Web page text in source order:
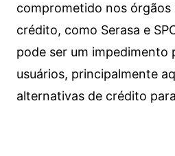
comprometido nos órgãos
crédito, como Serasa e
pode ser um impedimento
usuários, principalmente
alternativas de crédito